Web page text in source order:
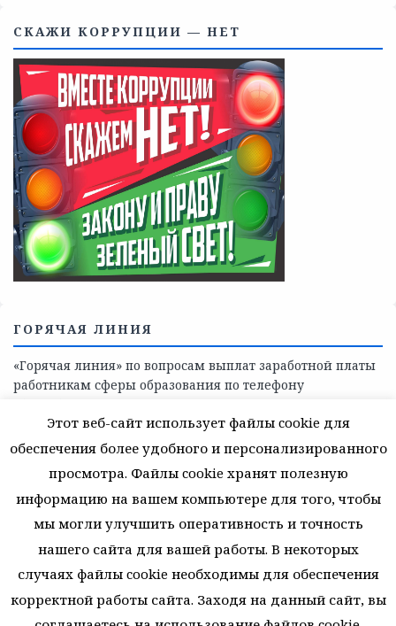
Телефоны учреждений, оказывающих меры социальной
поддержки, медицинскую, социально-психологическую
помощь детям и взрослым лицам Ленинградской
области
СКАЖИ КОРРУПЦИИ — НЕТ
Этот веб-сайт использует файлы cookie для
обеспечения более удобного и персонализированного
просмотра. Файлы cookie хранят полезную
информацию на вашем компьютере для того, чтобы
мы могли улучшить оперативность и точность
нашего сайта для вашей работы. В некоторых
случаях файлы cookie необходимы для обеспечения
корректной работы сайта. Заходя на данный сайт, вы